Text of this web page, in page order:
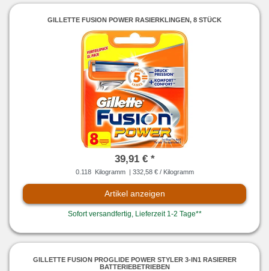
GILLETTE FUSION POWER RASIERKLINGEN, 8 STÜCK
39,91 € *
0.118 Kilogramm | 332,58 € / Kilogramm
Artikel anzeigen
Sofort versandfertig, Lieferzeit 1-2 Tage**
GILLETTE FUSION PROGLIDE POWER STYLER 3-IN1 RASIERER
BATTERIEBETRIEBEN